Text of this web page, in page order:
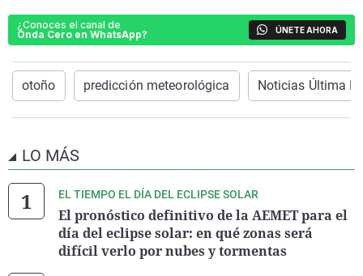
¿Conoces el canal de
Onda Cero en WhatsApp?
ÚNETE AHORA
otoño predicción meteorológica Noticias Última
LO MÁS
EL TIEMPO EL DÍA DEL ECLIPSE SOLAR
El pronóstico definitivo de la AEMET para el
día del eclipse solar: en qué zonas será
difícil verlo por nubes y tormentas